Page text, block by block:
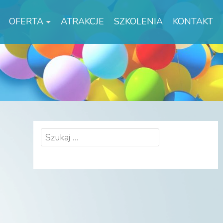
OFERTA ATRAKCJE SZKOLENIA KONTAKT
Szukaj: